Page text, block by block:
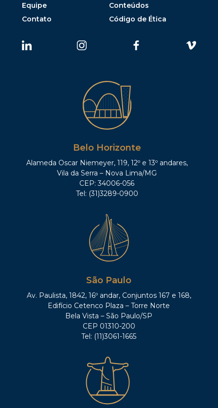
Equipe
Conteúdos
Contato
Código de Ética
Belo Horizonte
Alameda Oscar Niemeyer, 119, 12º e 13º andares,
Vila da Serra – Nova Lima/MG
CEP: 34006-056
Tel: (31)3289-0900
São Paulo
Av. Paulista, 1842, 16º andar, Conjuntos 167 e 168,
Edifício Cetenco Plaza – Torre Norte
Bela Vista – São Paulo/SP
CEP 01310-200
Tel: (11)3061-1665